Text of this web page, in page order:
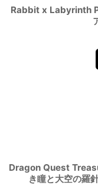
Rabbit x Labyrinth
Dragon Quest
き瞳と大空の羅